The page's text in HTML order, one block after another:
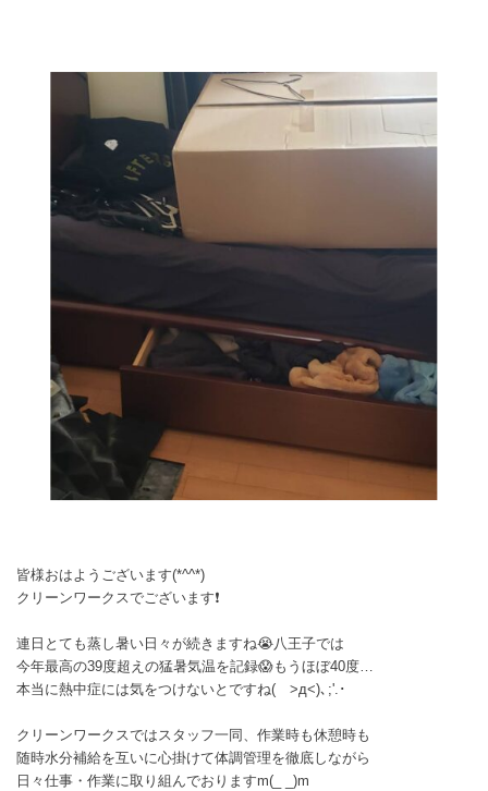
皆様おはようございます(*^^*)
クリーンワークスでございます❗
連日とても蒸し暑い日々が続きますね😭八王子では
今年最高の39度超えの猛暑気温を記録😱もうほぼ40度…
本当に熱中症には気をつけないとですね( >д<)､;'.･
クリーンワークスではスタッフ一同、作業時も休憩時も
随時水分補給を互いに心掛けて体調管理を徹底しながら
日々仕事・作業に取り組んでおりますm(_ _)m